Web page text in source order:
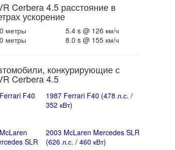
Cerbera 4.5 расстояние в
ускорение
метры
5.4 s @ 126 км/ч
метры
8.0 s @ 155 км/ч
конкурирующие с
Cerbera 4.5
1987 Ferrari F40 (478 л.с. /
352 кВт)
2003 McLaren Mercedes SLR
(626 л.с. / 460 кВт)